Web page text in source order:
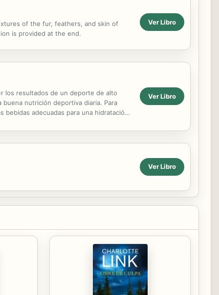
of the fur, feathers, and skin of
is provided at the end.
Ver Libro
los resultados de un deporte de alto
nutrición deportiva diaria. Para
adecuadas para una hidratación
Ver Libro
Ver Libro